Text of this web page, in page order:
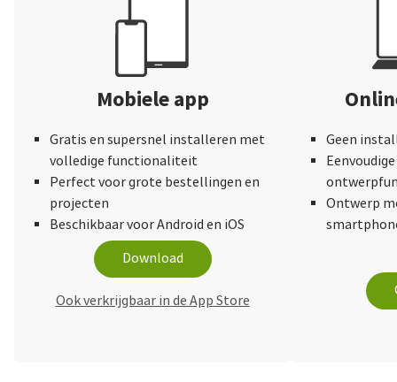
Mobiele app
Gratis en supersnel installeren met
volledige functionaliteit
Perfect voor grote bestellingen en
projecten
Beschikbaar voor Android en iOS
Download
Ook verkrijgbaar in de App Store
Geen
Ontwerp